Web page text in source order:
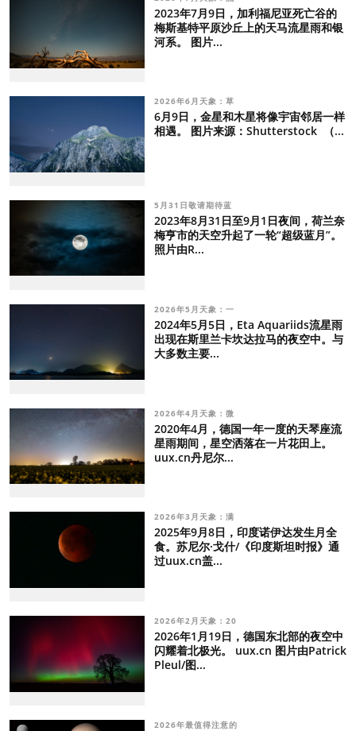
2023年7月9日，加利福尼亚死亡谷的
梅斯基特平原沙丘上的天马流星雨和银
河系。 图片...
2026年6月天象：草
6月9日，金星和木星将像宇宙邻居一样
相遇。 图片来源：Shutterstock （...
5月31日敬请期待蓝
2023年8月31日至9月1日夜间，荷兰奈
梅亨市的天空升起了一轮“超级蓝月”。
照片由R...
2026年5月天象：一
2024年5月5日，Eta Aquariids流星雨
出现在斯里兰卡坎达拉马的夜空中。与
大多数主要...
2026年4月天象：微
2020年4月，德国一年一度的天琴座流
星雨期间，星空洒落在一片花田上。
uux.cn丹尼尔...
2026年3月天象：满
2025年9月8日，印度诺伊达发生月全
食。苏尼尔·戈什/《印度斯坦时报》通
过uux.cn盖...
2026年2月天象：20
2026年1月19日，德国东北部的夜空中
闪耀着北极光。 uux.cn 图片由Patrick
Pleul/图...
2026年最值得注意的